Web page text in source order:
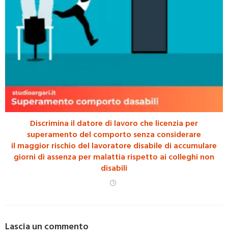
Discrimina il datore di lavoro che licenzia per
superamento del comporto senza considerare
il maggior rischio del lavoratore disabile di accumulare
giorni di assenza per malattia rispetto ai colleghi non
disabili
Lascia un commento